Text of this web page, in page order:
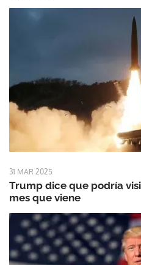
31 MAR 2025
Trump dice que podría
mes que viene